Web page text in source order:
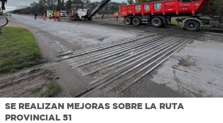
SE REALIZAN MEJORAS SOBRE LA RUTA
PROVINCIAL 51